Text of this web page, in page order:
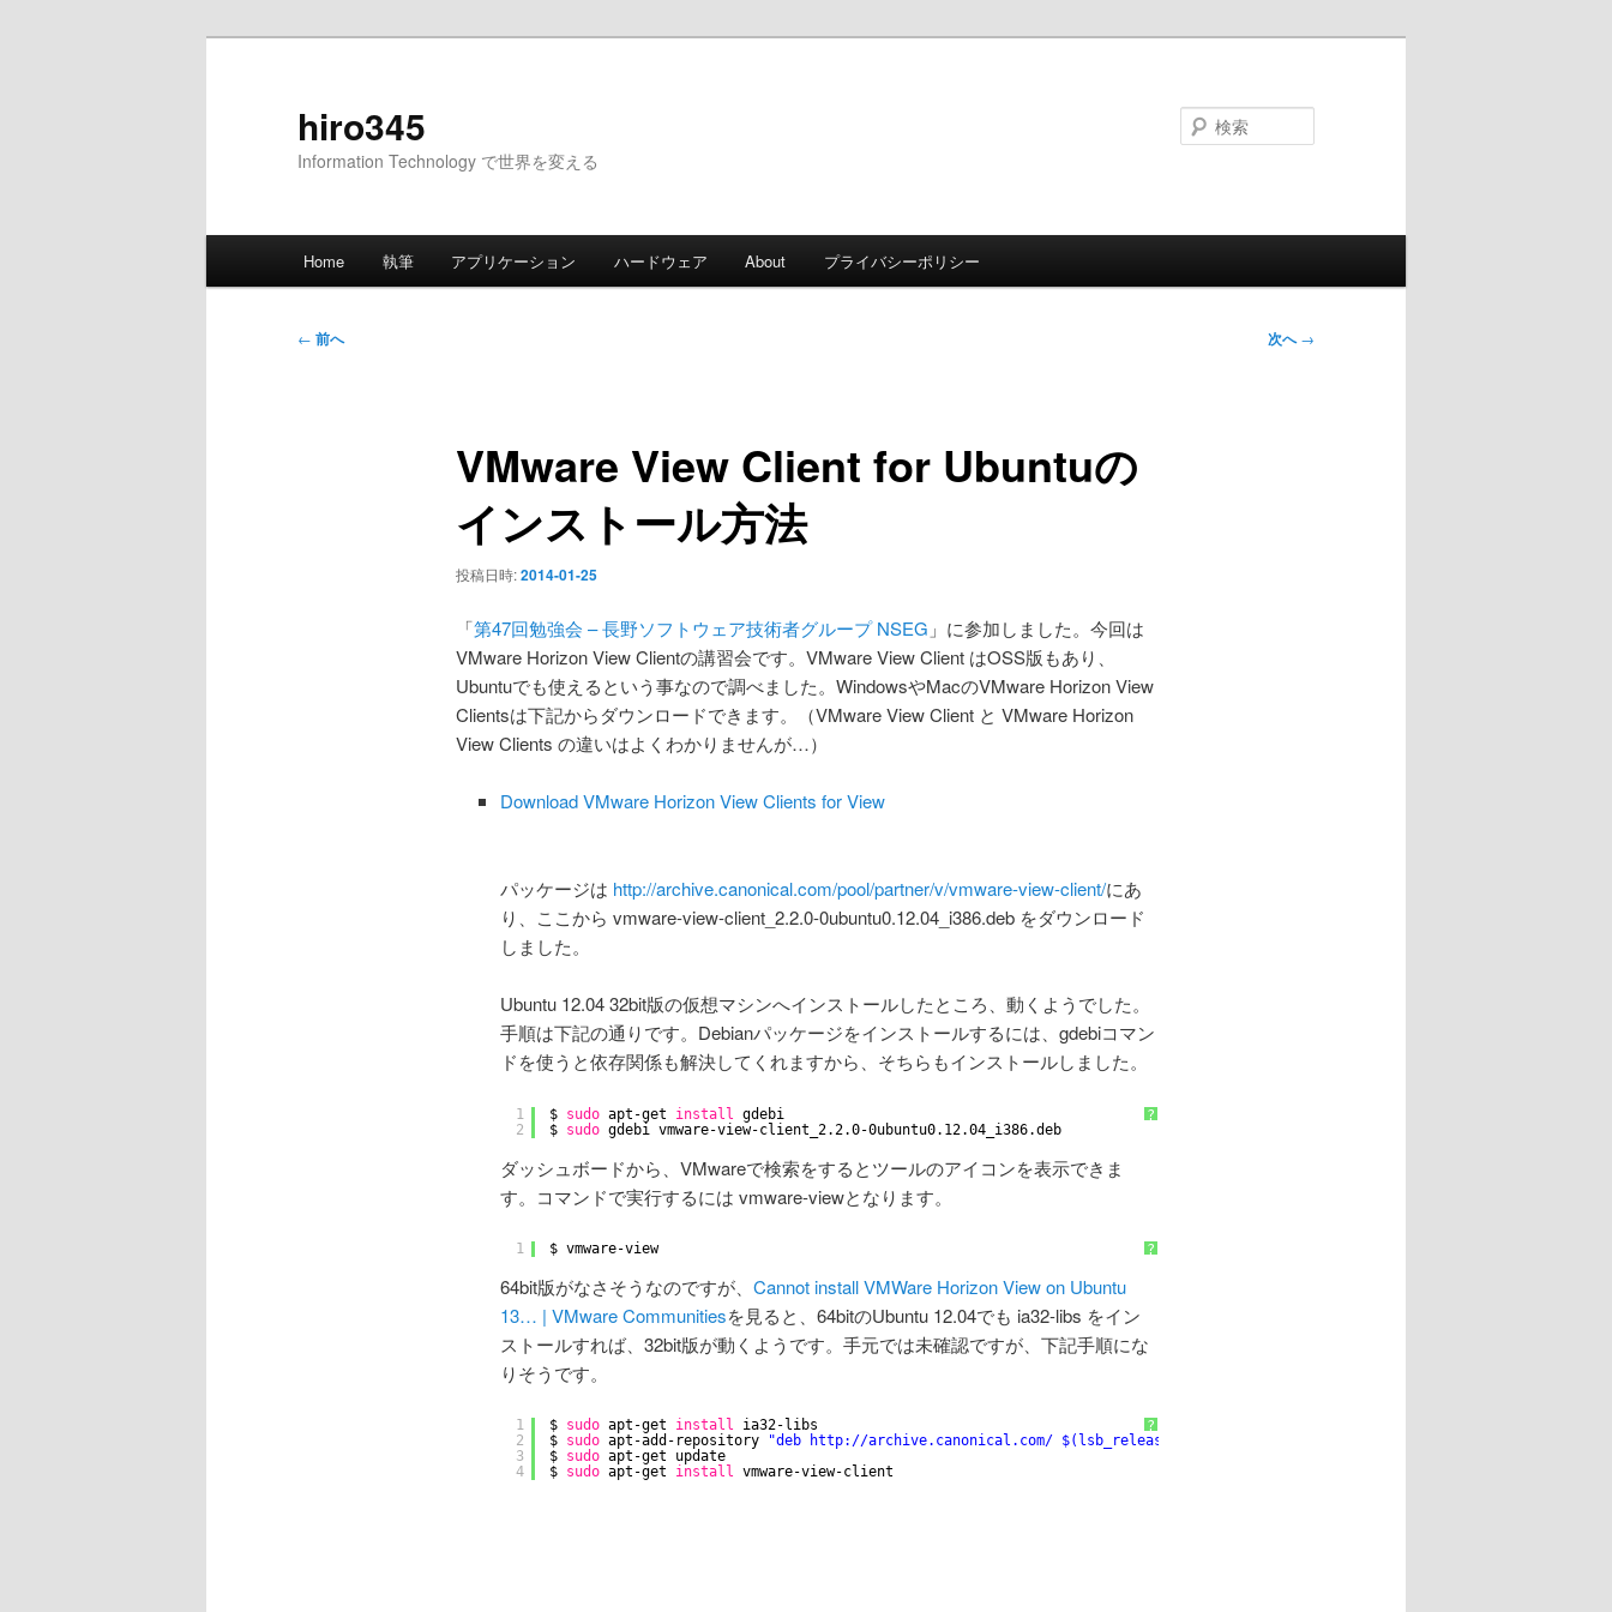
hiro345
Information Technology で世界を変える
Home 執筆 アプリケーション ハードウェア About プライバシーポリシー
投
← 前へ 次へ→
VMware View Client for Ubuntuの
インストール方法
投稿日時:2014-01-25
「第47回勉強会 – 長野ソフトウェア技術者グループ NSEG 」に参加しました。今回は
VMware Horizon View Clientの講習会です。VMware View Client はOSS版もあり、
Ubuntuでも使えるという事なので調べました。WindowsやMacのVMware Horizon View
Clientsは下記からダウンロードできます。（VMware View Client と VMware Horizon
View Clients の違いはよくわかりませんが…）
Download VMware Horizon View Clients for View
パッケージは http://archive.canonical.com/pool/partner/v/vmware-view-client/にあ
り、ここから vmware-view-client_2.2.0-0ubuntu0.12.04_i386.deb をダウンロード
しました。
Ubuntu 12.04 32bit版の仮想マシンへインストールしたところ、動くようでした。
手順は下記の通りです。Debianパッケージをインストールするには、gdebiコマン
ドを使うと依存関係も解決してくれますから、そちらもインストールしました。
?
1
2
$ sudo apt-get install
gdebi
$ sudo gdebi vmware-view-client_2.2.0-0ubuntu0.12.04_i386.deb
ダッシュボードから、VMwareで検索をするとツールのアイコンを表示できま
す。コマンドで実行するには vmware-viewとなります。
?
1 $ vmware-view
64bit版がなさそうなのですが、Cannot install VMWare Horizon View on Ubuntu
13… | VMware Communitiesを見ると、64bitのUbuntu 12.04でも ia32-libs をイン
ストールすれば、32bit版が動くようです。手元では未確認ですが、下記手順にな
りそうです。
?
1
2
3
4
$ sudo apt-get install
ia32-libs
$ sudo apt-add-repository
"deb http://archive.canonical.com/ $(lsb_release -sc) partner"
$ sudo apt-get update
$ sudo apt-get install vmware-view-client